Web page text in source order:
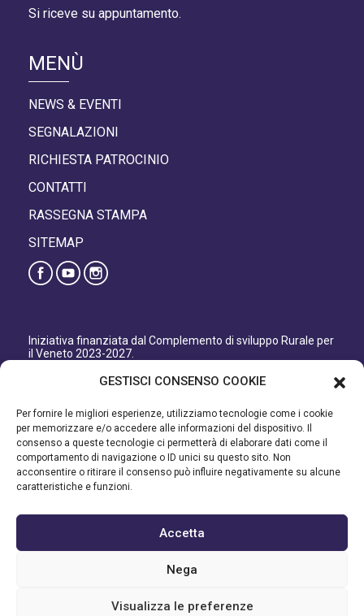
GESTISCI CONSENSO COOKIE
Per fornire le migliori esperienze, utilizziamo tecnologie come i cookie
per memorizzare e/o accedere alle informazioni del dispositivo. Il
consenso a queste tecnologie ci permetterà di elaborare dati come il
comportamento di navigazione o ID unici su questo sito. Non
acconsentire o ritirare il consenso può influire negativamente su alcune
caratteristiche e funzioni.
Accetta
Nega
Visualizza le preferenze
Si riceve su appuntamento.
MENÙ
NEWS & EVENTI
SEGNALAZIONI
RICHIESTA PATROCINIO
CONTATTI
RASSEGNA STAMPA
SITEMAP
Iniziativa finanziata dal Complemento di sviluppo Rurale per
il Veneto 2023-2027.
Direzione AdG FEASR Bonifica e Irrigazione.
Iniziativa finanziata dal Programma di Sviluppo Rurale per il
Veneto 2014-2022.
Organismo responsabile dell’informazione: GAL Patavino.
334232 – C.F e P.IVA 03748880287 - All Right Reserved